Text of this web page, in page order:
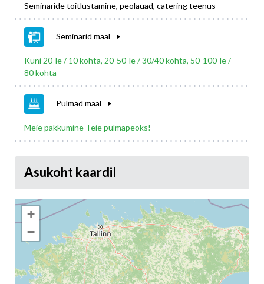
Seminaride toitlustamine, peolauad, catering teenus
Seminarid maal
Kuni 20-le / 10 kohta, 20-50-le / 30/40 kohta, 50-100-le /
80 kohta
Pulmad maal
Meie pakkumine Teie pulmapeoks!
Asukoht kaardil
+
−